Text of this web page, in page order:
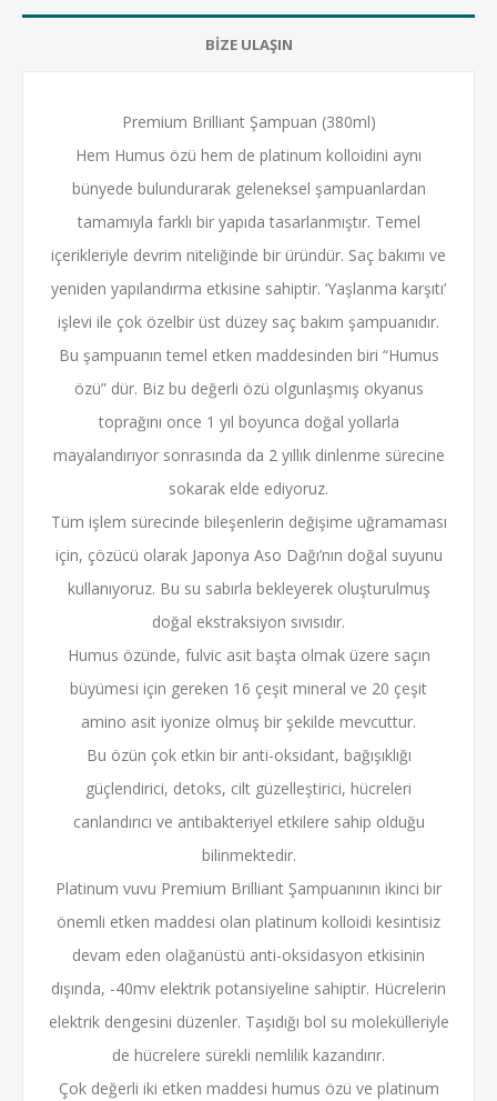
BİZE ULAŞIN
Premium Brilliant Şampuan (380ml)
Hem Humus özü hem de platinum kolloidini aynı
bünyede bulundurarak geleneksel şampuanlardan
tamamıyla farklı bir yapıda tasarlanmıştır. Temel
içerikleriyle devrim niteliğinde bir üründür. Saç bakımı ve
yeniden yapılandırma etkisine sahiptir. ‘Yaşlanma karşıtı’
işlevi ile çok özelbir üst düzey saç bakım şampuanıdır.
Bu şampuanın temel etken maddesinden biri “Humus
özü” dür. Biz bu değerli özü olgunlaşmış okyanus
toprağını once 1 yıl boyunca doğal yollarla
mayalandırıyor sonrasında da 2 yıllık dinlenme sürecine
sokarak elde ediyoruz.
Tüm işlem sürecinde bileşenlerin değişime uğramaması
için, çözücü olarak Japonya Aso Dağı’nın doğal suyunu
kullanıyoruz. Bu su sabırla bekleyerek oluşturulmuş
doğal ekstraksiyon sıvısıdır.
Humus özünde, fulvic asit başta olmak üzere saçın
büyümesi için gereken 16 çeşit mineral ve 20 çeşit
amino asit iyonize olmuş bir şekilde mevcuttur.
Bu özün çok etkin bir anti-oksidant, bağışıklığı
güçlendirici, detoks, cilt güzelleştirici, hücreleri
canlandırıcı ve antibakteriyel etkilere sahip olduğu
bilinmektedir.
Platinum vuvu Premium Brilliant Şampuanının ikinci bir
önemli etken maddesi olan platinum kolloidi kesintisiz
devam eden olağanüstü anti-oksidasyon etkisinin
dışında, -40mv elektrik potansiyeline sahiptir. Hücrelerin
elektrik dengesini düzenler. Taşıdığı bol su molekülleriyle
de hücrelere sürekli nemlilik kazandırır.
Çok değerli iki etken maddesi humus özü ve platinum